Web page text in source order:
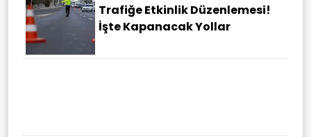
Trafiğe Etkinlik Düzenlemesi!
İşte Kapanacak Yollar